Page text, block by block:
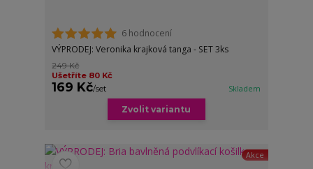
6 hodnocení
VÝPRODEJ: Veronika krajková tanga - SET 3ks
249 Kč
Ušetříte 80 Kč
169 Kč/set Skladem
Zvolit variantu
Akce